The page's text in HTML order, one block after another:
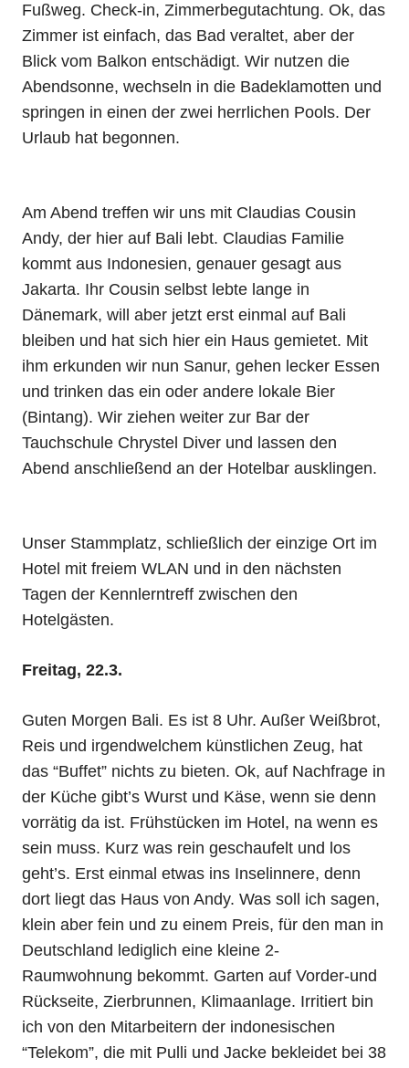
Fußweg. Check-in, Zimmerbegutachtung. Ok, das
Zimmer ist einfach, das Bad veraltet, aber der
Blick vom Balkon entschädigt. Wir nutzen die
Abendsonne, wechseln in die Badeklamotten und
springen in einen der zwei herrlichen Pools. Der
Urlaub hat begonnen.
Am Abend treffen wir uns mit Claudias Cousin
Andy, der hier auf Bali lebt. Claudias Familie
kommt aus Indonesien, genauer gesagt aus
Jakarta. Ihr Cousin selbst lebte lange in
Dänemark, will aber jetzt erst einmal auf Bali
bleiben und hat sich hier ein Haus gemietet. Mit
ihm erkunden wir nun Sanur, gehen lecker Essen
und trinken das ein oder andere lokale Bier
(Bintang). Wir ziehen weiter zur Bar der
Tauchschule Chrystel Diver und lassen den
Abend anschließend an der Hotelbar ausklingen.
Unser Stammplatz, schließlich der einzige Ort im
Hotel mit freiem WLAN und in den nächsten
Tagen der Kennlerntreff zwischen den
Hotelgästen.
Freitag, 22.3.
Guten Morgen Bali. Es ist 8 Uhr. Außer Weißbrot,
Reis und irgendwelchem künstlichen Zeug, hat
das “Buffet” nichts zu bieten. Ok, auf Nachfrage in
der Küche gibt’s Wurst und Käse, wenn sie denn
vorrätig da ist. Frühstücken im Hotel, na wenn es
sein muss. Kurz was rein geschaufelt und los
geht’s. Erst einmal etwas ins Inselinnere, denn
dort liegt das Haus von Andy. Was soll ich sagen,
klein aber fein und zu einem Preis, für den man in
Deutschland lediglich eine kleine 2-
Raumwohnung bekommt. Garten auf Vorder-und
Rückseite, Zierbrunnen, Klimaanlage. Irritiert bin
ich von den Mitarbeitern der indonesischen
“Telekom”, die mit Pulli und Jacke bekleidet bei 38